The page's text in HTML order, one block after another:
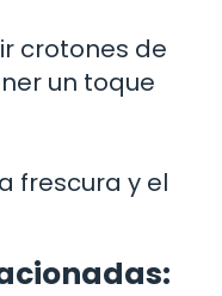
crotones de
un toque
frescura y el